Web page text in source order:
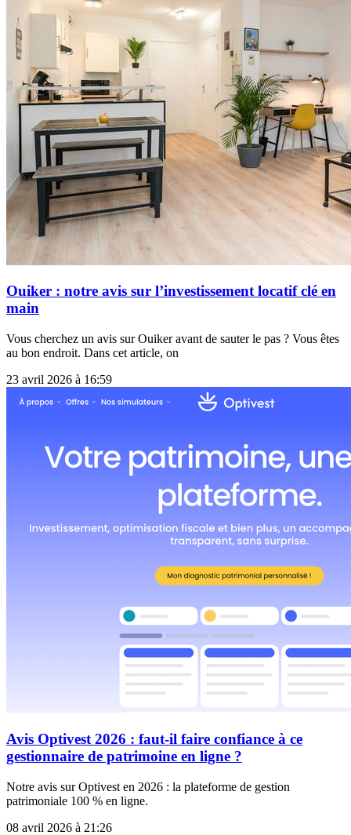
Ouiker : notre avis sur l’investissement locatif clé en
main
Vous cherchez un avis sur Ouiker avant de sauter le pas ? Vous êtes
au bon endroit. Dans cet article, on
23 avril 2026 à 16:59
Avis Optivest 2026 : faut-il faire confiance à ce
gestionnaire de patrimoine en ligne ?
Notre avis sur Optivest en 2026 : la plateforme de gestion
patrimoniale 100 % en ligne.
08 avril 2026 à 21:26